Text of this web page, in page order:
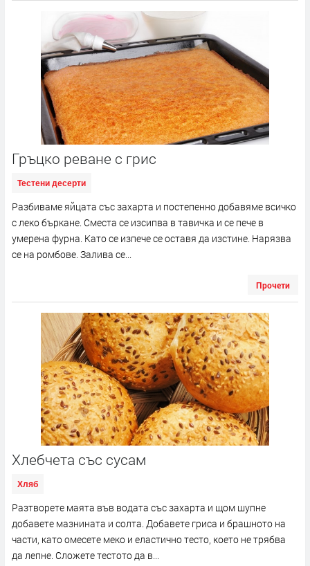
Гръцко реване с грис
Тестени десерти
Разбиваме яйцата със захарта и постепенно добавяме всичко
с леко бъркане. Сместа се изсипва в тавичка и се пече в
умерена фурна. Като се изпече се оставя да изстине. Нарязва
се на ромбове. Залива се...
Прочети
Хлебчета със сусам
Хляб
Разтворете маята във водата със захарта и щом шупне
добавете мазнината и солта. Добавете гриса и брашното на
части, като омесете меко и еластично тесто, което не трябва
да лепне. Сложете тестото да в...